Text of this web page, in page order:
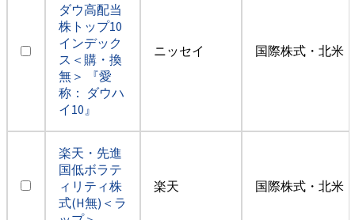
ダウ高配当
株トップ10
インデック
ス＜購・換
無＞ 『愛
称： ダウハ
イ10』
ニッセイ 国際株式・北米
楽天・先進
国低ボラテ
ィリティ株
式(H無)＜ラ
楽天 国際株式・北米